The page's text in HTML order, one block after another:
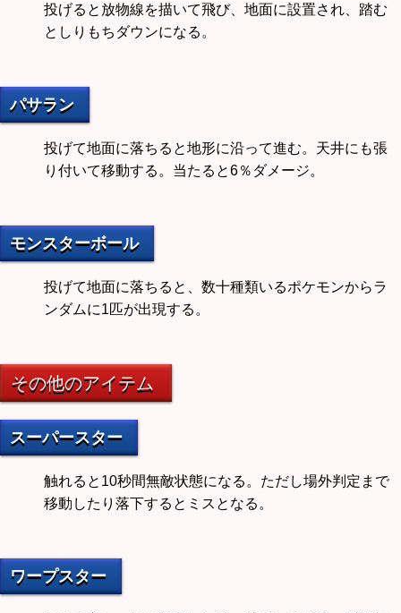
投げると放物線を描いて飛び、地面に設置され、踏む
としりもちダウンになる。
パサラン
投げて地面に落ちると地形に沿って進む。天井にも張
り付いて移動する。当たると6％ダメージ。
モンスターボール
投げて地面に落ちると、数十種類いるポケモンからラ
ンダムに1匹が出現する。
その他のアイテム
スーパースター
触れると10秒間無敵状態になる。ただし場外判定まで
移動したり落下するとミスとなる。
ワープスター